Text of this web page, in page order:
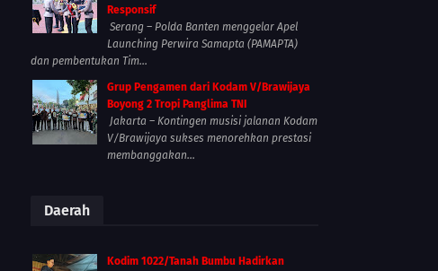
Responsif
Serang – Polda Banten menggelar Apel
Launching Perwira Samapta (PAMAPTA)
dan pembentukan Tim...
Grup Pengamen dari Kodam V/Brawijaya
Boyong 2 Tropi Panglima TNI
Jakarta – Kontingen musisi jalanan Kodam
V/Brawijaya sukses menorehkan prestasi
membanggakan...
Daerah
Kodim 1022/Tanah Bumbu Hadirkan